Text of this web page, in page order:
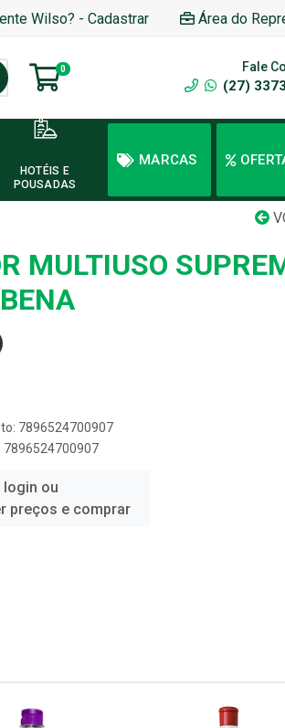
Wilso? - Cadastrar Área do
0 Fale
(27)
HOTÉIS E
POUSADAS
MARCAS
MULTIUSO
7896524700907
7896524700907
login ou
preços e comprar